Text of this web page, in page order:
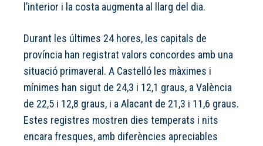
l’interior i la costa augmenta al llarg del dia.
Durant les últimes 24 hores, les capitals de
província han registrat valors concordes amb una
situació primaveral. A Castelló les màximes i
mínimes han sigut de 24,3 i 12,1 graus, a València
de 22,5 i 12,8 graus, i a Alacant de 21,3 i 11,6 graus.
Estes registres mostren dies temperats i nits
encara fresques, amb diferències apreciables